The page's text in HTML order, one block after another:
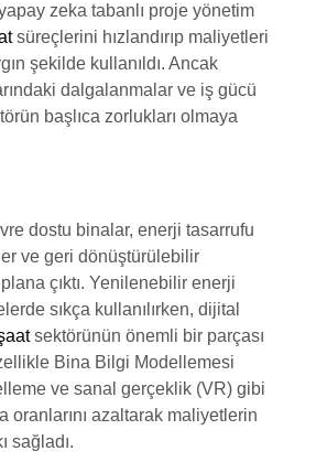
zeka tabanlı proje yönetim
süreçlerini hızlandırıp maliyetleri
şekilde kullanıldı. Ancak
dalgalanmalar ve iş gücü
başlıca zorlukları olmaya
dostu binalar, enerji tasarrufu
ve geri dönüştürülebilir
çıktı. Yenilenebilir enerji
sıkça kullanılırken, dijital
sektörünün önemli bir parçası
Bina Bilgi Modellemesi
ve sanal gerçeklik (VR) gibi
oranlarını azaltarak maliyetlerin
sağladı.